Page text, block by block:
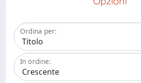
Ordina per:
In ordine: